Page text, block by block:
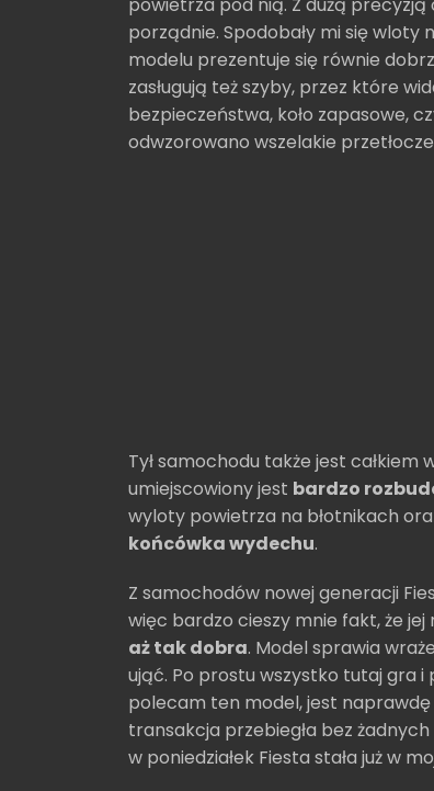
porządnie. Spodobały mi się
modelu prezentuje się równie
zasługują też szyby, przez które
bezpieczeństwa, koło zapasowe,
odwzorowano wszelakie
Tył samochodu także jest
umiejscowiony jest bardzo
wyloty powietrza na błotnikach
końcówka wydechu.
Z samochodów nowej generacji
więc bardzo cieszy mnie fakt, że jej
aż tak dobra. Model sprawia
ująć. Po prostu wszystko tutaj gra i
polecam ten model, jest naprawdę
transakcja przebiegła bez
w poniedziałek Fiesta stała już w